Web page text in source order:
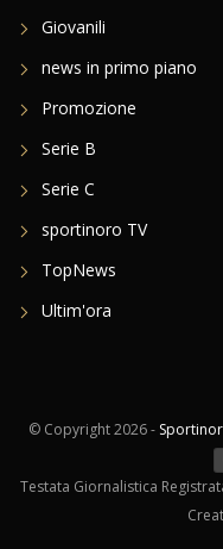
Giovanili
news in primo piano
Promozione
Serie B
Serie C
sportinoro TV
TopNews
Ultim'ora
© Copyright2026 -
Testata Giornalistica